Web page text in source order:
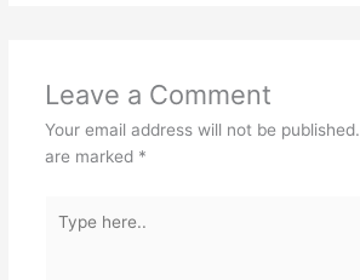
Leave a Comment
Your email address will not be published.
are marked *
here..